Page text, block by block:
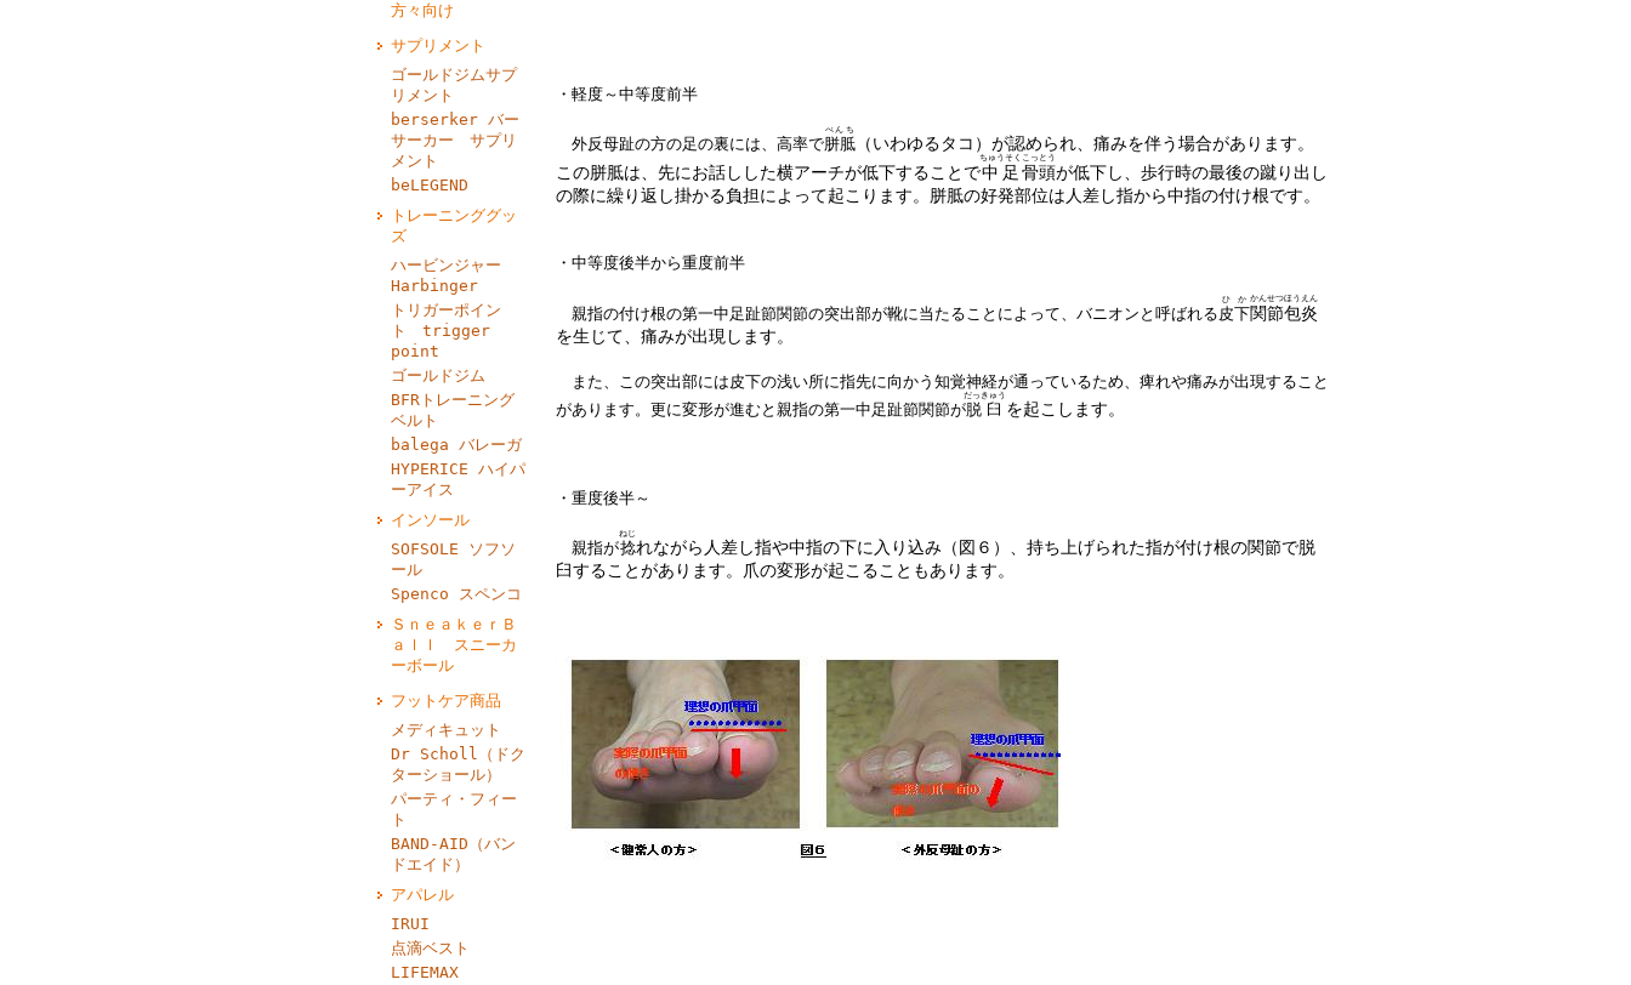
方々向け
サプリメント
ゴールドジムサプ
リメント
berserker バー
サーカー サプリ
メント
beLEGEND
トレーニンググッ
ズ
ハービンジャー
Harbinger
トリガーポイン
ト trigger
point
ゴールドジム
BFRトレーニング
ベルト
balega バレーガ
HYPERICE ハイパ
ーアイス
インソール
SOFSOLE ソフソ
ール
Spenco スペンコ
ＳｎｅａｋｅｒＢ
ａｌｌ スニーカ
ーボール
フットケア商品
メディキュット
Dr Scholl（ドク
ターショール）
パーティ・フィー
ト
BAND‐AID（バン
ドエイド）
アパレル
IRUI
点滴ベスト
LIFEMAX
・軽度～中等度前半
外反母趾の方の足の裏には、高率で胼胝
べんち
（いわゆるタコ）が認められ、痛みを伴う場合があります。
この胼胝は、先にお話しした横アーチが低下することで中足
ちゅうそく
骨頭
こっとう
が低下し、歩行時の最後の蹴り出し
の際に繰り返し掛かる負担によって起こります。胼胝の好発部位は人差し指から中指の付け根です。
・中等度後半から重度前半
親指の付け根の第一中足趾節関節の突出部が靴に当たることによって、バニオンと呼ばれる皮下
ひか
関節
かんせつ
包炎
ほうえん
を生じて、痛みが出現します。
また、この突出部には皮下の浅い所に指先に向かう知覚神経が通っているため、痺れや痛みが出現すること
があります。更に変形が進むと親指の第一中足趾節関節が脱臼
だっきゅう
を起こします。
・重度後半～
親指が捻
ねじ
れながら人差し指や中指の下に入り込み（図６）、持ち上げられた指が付け根の関節で脱
臼することがあります。爪の変形が起こることもあります。